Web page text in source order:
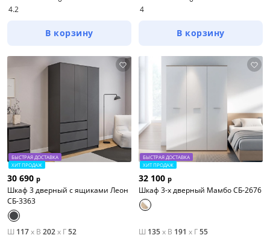
4.2
В корзину
4
В корзину
БЫСТРАЯ ДОСТАВКА
ХИТ ПРОДАЖ
30 690 р
Шкаф 3 дверный с ящиками Леон
СБ-3363
Ш 117x В 202x Г52
БЫСТРАЯ ДОСТАВКА
ХИТ ПРОДАЖ
32 100 р
Шкаф 3-х дверный Мамбо СБ-2676
Ш 135x В 191 x Г55